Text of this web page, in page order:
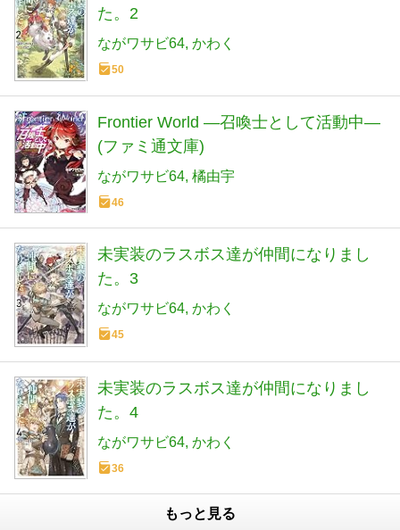
た。2
ながワサビ64 かわく
50
Frontier World ―召喚士として活動中―
(ファミ通文庫)
ながワサビ64 橘由宇
46
未実装のラスボス達が仲間になりまし
た。3
ながワサビ64 かわく
45
未実装のラスボス達が仲間になりまし
た。4
ながワサビ64 かわく
36
もっと見る